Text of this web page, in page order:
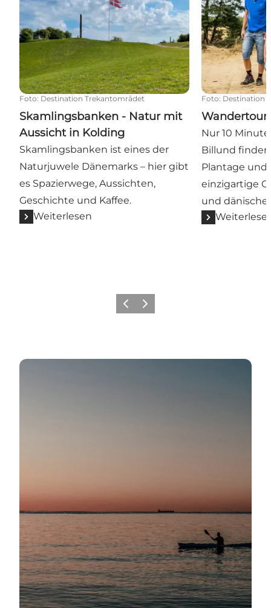
Foto: Destination Trekantområdet
Skamlingsbanken - Natur mit
Aussicht in Kolding
Skamlingsbanken ist eines der
Naturjuwele Dänemarks – hier gibt
es Spazierwege, Aussichten,
Geschichte und Kaffee.
Weiterlesen
Foto: Destination
Nur 10
Billund
Plantage und
einzigartige
und
Vorherige Folie
Nächste Folie